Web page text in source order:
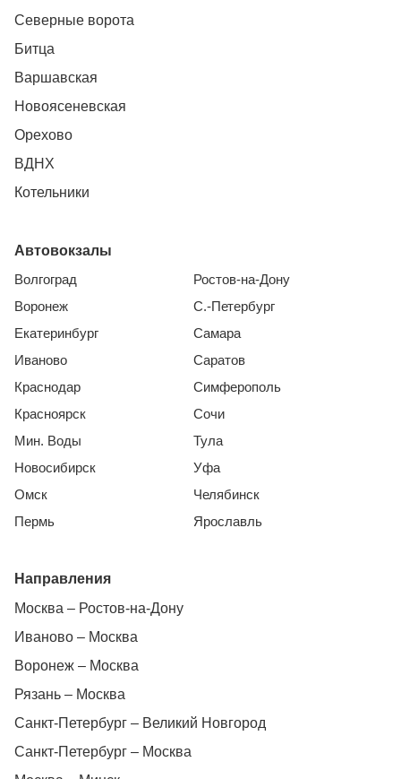
Северные ворота
Битца
Варшавская
Новоясеневская
Орехово
ВДНХ
Котельники
Автовокзалы
Волгоград
Воронеж
Екатеринбург
Иваново
Краснодар
Красноярск
Мин. Воды
Новосибирск
Омск
Пермь
Ростов-на-Дону
С.-Петербург
Самара
Саратов
Симферополь
Сочи
Тула
Уфа
Челябинск
Ярославль
Направления
Москва – Ростов-на-Дону
Иваново – Москва
Воронеж – Москва
Рязань – Москва
Санкт-Петербург – Великий Новгород
Санкт-Петербург – Москва